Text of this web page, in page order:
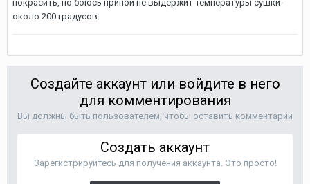
покрасить, но боюсь припой не выдержит температуры сушки-
около 200 градусов.
Создайте аккаунт или войдите в него
для комментирования
Вы должны быть пользователем, чтобы оставить комментарий
Создать аккаунт
Зарегистрируйтесь для получения аккаунта. Это просто!